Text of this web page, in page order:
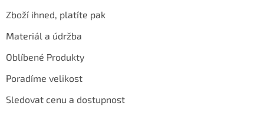
Zboží ihned, platíte pak
Materiál a údržba
Oblíbené Produkty
Poradíme velikost
Sledovat cenu a dostupnost